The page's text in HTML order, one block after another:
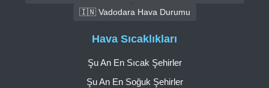
🇮🇳 Vadodara Hava Durumu
Hava Sıcaklıkları
Şu An En Sıcak Şehirler
Şu An En Soğuk Şehirler